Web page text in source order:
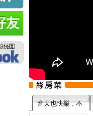
音天也快樂，不